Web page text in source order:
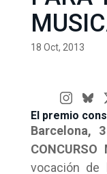
18 Oct, 2013
El premio
Barcelona,
vocación de